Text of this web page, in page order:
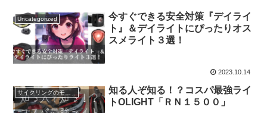
Uncategorized
今すぐできる安全対策『デイライ
ト』＆デイライトにぴったりオス
スメライト３選！
2023.10.14
サイクリングのモチベーションアップ
知る人ぞ知る！？コスパ最強ライ
トOLIGHT「ＲＮ１５００」